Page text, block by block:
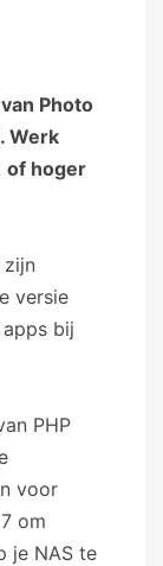
Photo
Werk
of hoger
versie
bij
PHP
voor
om
je NAS te